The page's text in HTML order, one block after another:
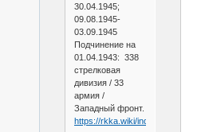
30.04.1945;
09.08.1945-
03.09.1945
Подчинение на
01.04.1943: 338
стрелковая
дивизия / 33
армия /
Западный фронт.
https://rkka.wiki/index.php/